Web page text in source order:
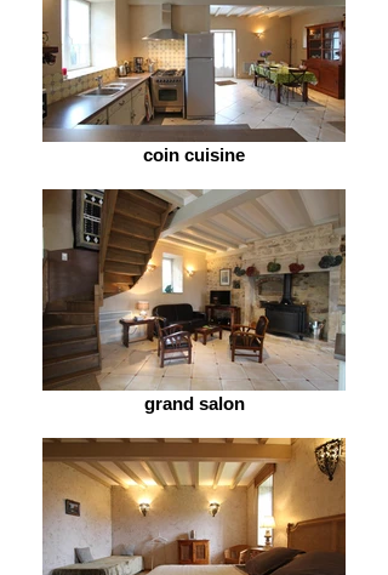
coin cuisine
grand salon